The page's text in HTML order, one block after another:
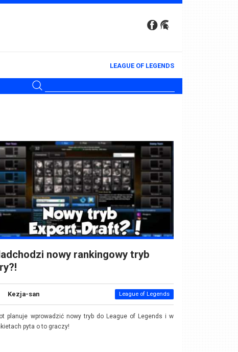
LEAGUE OF LEGENDS
nowy rankingowy tryb
Kezja-san League of Legends
planuje wprowadzić nowy tryb do League of Legends i w
pyta o to graczy!